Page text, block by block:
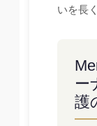
いを長
ー
護